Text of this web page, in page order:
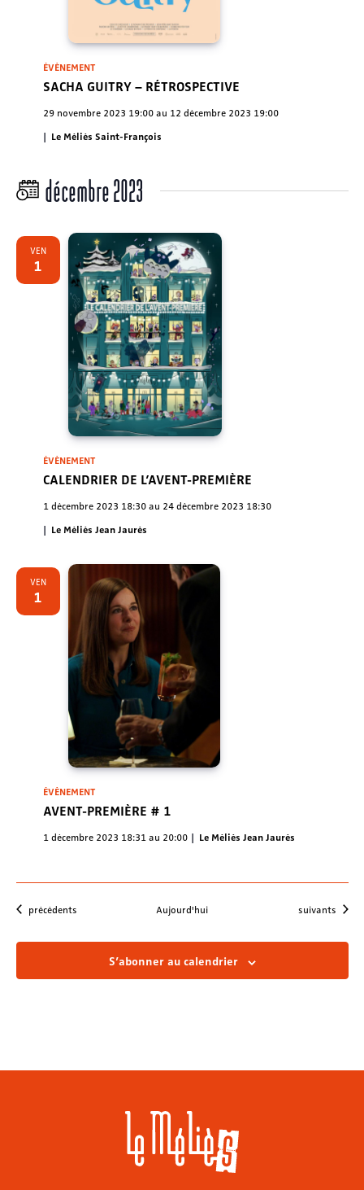
ÉVÈNEMENT
SACHA GUITRY – RÉTROSPECTIVE
29 novembre 2023 19:00au 12 décembre 2023 19:00
Le Méliès Saint-François
décembre 2023
VEN
1
ÉVÈNEMENT
CALENDRIER DE L’AVENT-PREMIÈRE
1 décembre 2023 18:30au 24 décembre 2023 18:30
Le Méliès Jean Jaurès
VEN
1
ÉVÈNEMENT
AVENT-PREMIÈRE # 1
1 décembre 2023 18:31 au 20:00 Le Méliès Jean Jaurès
Évènements
précédents Aujourd'hui Évènements
suivants
S’abonner au calendrier